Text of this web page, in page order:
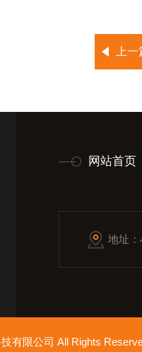
上
网站首页
地址
有限公司 All Rights